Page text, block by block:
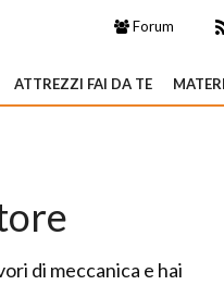
Forum
ATTREZZI FAI DA TE
di meccanica e hai